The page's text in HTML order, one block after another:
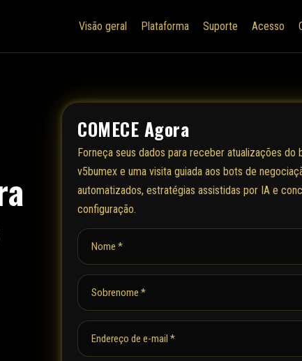
Visão geral Plataforma Suporte Acesso
COMECE Agora
Forneça seus dados para receber atualizações do
v5bumex e uma visita guiada aos bots de
automatizados, estratégias assistidas por IA e
configuração.
Nome *
Sobrenome *
Endereço de e-mail *